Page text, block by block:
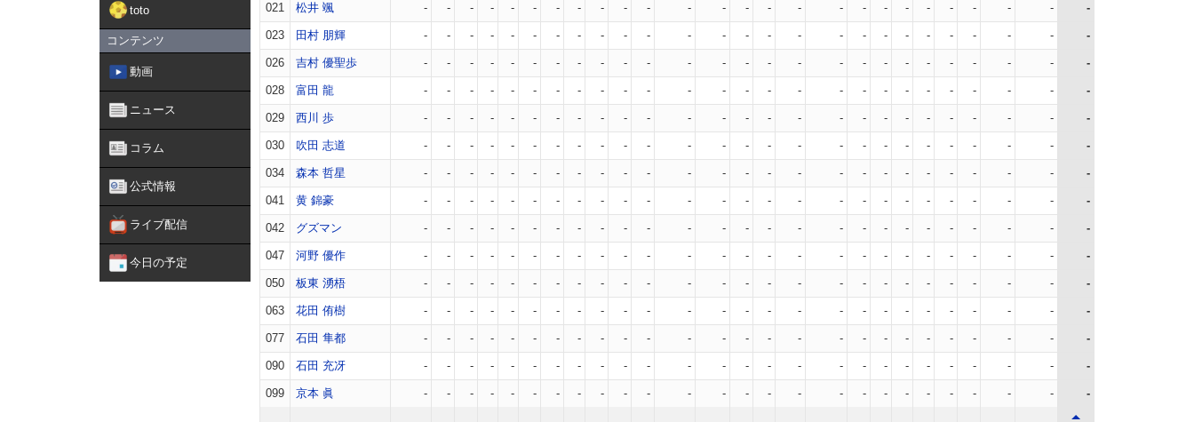
toto
コンテンツ
動画
ニュース
コラム
公式情報
ライブ配信
今日の予定
021 松井 颯 - - - - - - - - - - - - - - - - - - - - - - - - - -
023 田村 朋輝 - - - - - - - - - - - - - - - - - - - - - - - - - -
026 吉村 優聖歩 - - - - - - - - - - - - - - - - - - - - - - - - - -
028 富田 龍 - - - - - - - - - - - - - - - - - - - - - - - - - -
029 西川 歩 - - - - - - - - - - - - - - - - - - - - - - - - - -
030 吹田 志道 - - - - - - - - - - - - - - - - - - - - - - - - - -
034 森本 哲星 - - - - - - - - - - - - - - - - - - - - - - - - - -
041 黄 錦豪 - - - - - - - - - - - - - - - - - - - - - - - - - -
042 グズマン - - - - - - - - - - - - - - - - - - - - - - - - - -
047 河野 優作 - - - - - - - - - - - - - - - - - - - - - - - - - -
050 板東 湧梧 - - - - - - - - - - - - - - - - - - - - - - - - - -
063 花田 侑樹 - - - - - - - - - - - - - - - - - - - - - - - - - -
077 石田 隼都 - - - - - - - - - - - - - - - - - - - - - - - - - -
090 石田 充冴 - - - - - - - - - - - - - - - - - - - - - - - - - -
099 京本 眞 - - - - - - - - - - - - - - - - - - - - - - - - - -